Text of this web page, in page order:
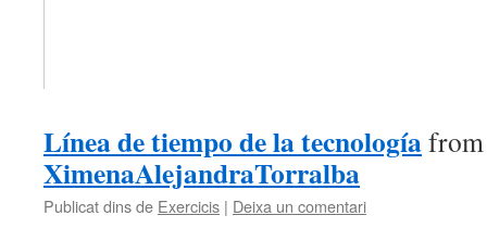
Línea de tiempo de la tecnologíafrom
XimenaAlejandraTorralba
Publicat dins de Exercicis | Deixa un comentari